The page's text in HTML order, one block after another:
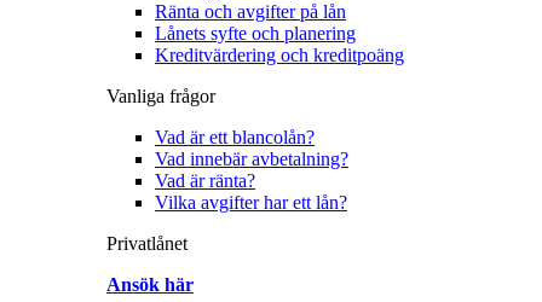
Ränta och avgifter på lån
Lånets syfte och planering
Kreditvärdering och kreditpoäng
Vanliga frågor
Vad är ett blancolån?
Vad innebär avbetalning?
Vad är ränta?
Vilka avgifter har ett lån?
Privatlånet
Ansök här